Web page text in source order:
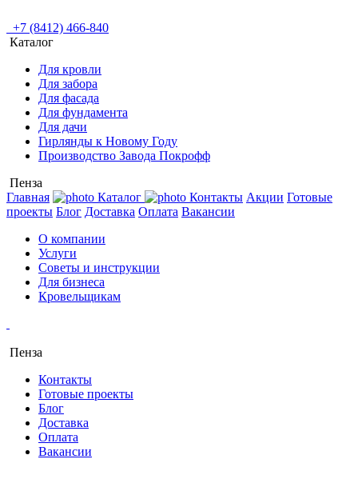
+7 (8412) 466-840
Каталог
Для кровли
Для забора
Для фасада
Для фундамента
Для дачи
Гирлянды к Новому Году
Производство Завода Покрофф
Пенза
Главная
Каталог Контакты Акции Готовые
проекты Блог Доставка Оплата Вакансии
О компании
Услуги
Советы и инструкции
Для бизнеса
Кровельщикам
Пенза
Контакты
Готовые проекты
Блог
Доставка
Оплата
Вакансии